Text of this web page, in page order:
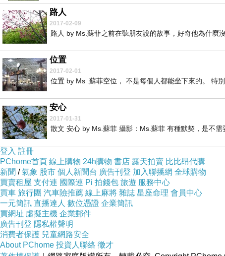
路人
2017-02-09
路人 by Ms.蘇菲之前在聽朋友說的故事，好奇他為什麼
位置
2017-02-01
位置 by Ms .蘇菲空位， 不是每個人都能坐下來的。 特
安心
2017-01-31
散文 安心 by Ms.蘇菲 攝影：Ms.蘇菲 有種默契，是不需
登入 註冊
PChome首頁 線上購物 24h購物 書店 露天拍賣 比比昂代購
新聞 /氣象 股市 個人新聞台 廣告刊登 加入聯播網 全球購物
買賣租屋 支付連 國際連 Pi 拍錢包 旅遊 服務中心
買車 旅行團 汽車險推薦 線上麻將 雜誌 星座命理 會員中心
一元簡訊 直播達人 數位憑證 企業簡訊
買網址 虛擬主機 企業郵件
廣告刊登 隱私權聲明
消費者保護 兒童網路安全
About PChome 投資人聯絡 徵才